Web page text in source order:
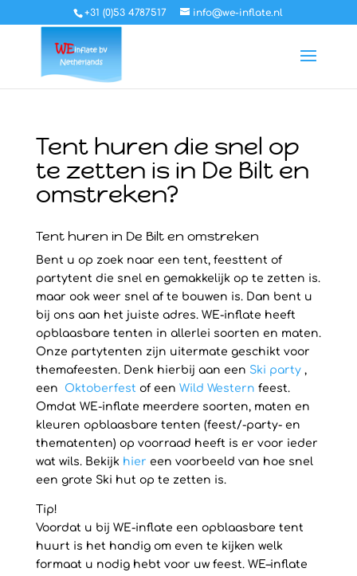
+31 (0)53 4787517 info@we-inflate.nl
Tent huren die snel op
te zetten is in De Bilt en
omstreken?
Tent huren in De Bilt en omstreken
Bent u op zoek naar een tent, feesttent of
partytent die snel en gemakkelijk op te zetten is.
maar ook weer snel af te bouwen is. Dan bent u
bij ons aan het juiste adres. WE-inflate heeft
opblaasbare tenten in allerlei soorten en maten.
Onze partytenten zijn uitermate geschikt voor
themafeesten. Denk hierbij aan een Ski party,
een Oktoberfest of een Wild Western feest.
Omdat WE-inflate meerdere soorten, maten en
kleuren opblaasbare tenten (feest/-party- en
thematenten) op voorraad heeft is er voor ieder
wat wils. Bekijk hier een voorbeeld van hoe snel
een grote Ski hut op te zetten is.
Tip!
Voordat u bij WE-inflate een opblaasbare tent
huurt is het handig om even te kijken welk
formaat u nodig hebt voor uw feest. WE–inflate